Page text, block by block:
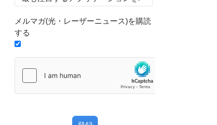
メルマガ(光・レーザーニュース)を購読
する